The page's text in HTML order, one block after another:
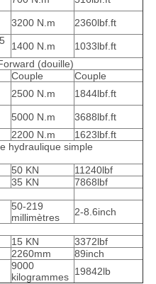
3200 N.m
2360lbf.ft
1400 N.m
1033lbf.ft
(douille)
Couple
Couple
2500 N.m
1844lbf.ft
5000 N.m
3688lbf.ft
2200 N.m
1623lbf.ft
hydraulique simple
50 KN
11240lbf
35 KN
7868lbf
50-219
millimètres
2-8.6inch
15 KN
3372lbf
2260mm
89inch
9000
kilogrammes 19842lb